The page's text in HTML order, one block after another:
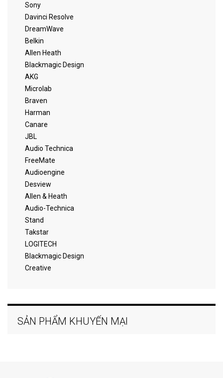
Sony
Davinci Resolve
DreamWave
Belkin
Allen Heath
Blackmagic Design
AKG
Microlab
Braven
Harman
Canare
JBL
Audio Technica
FreeMate
Audioengine
Desview
Allen & Heath
Audio-Technica
Stand
Takstar
LOGITECH
Blackmagic Design
Creative
SẢN PHẨM KHUYẾN MẠI